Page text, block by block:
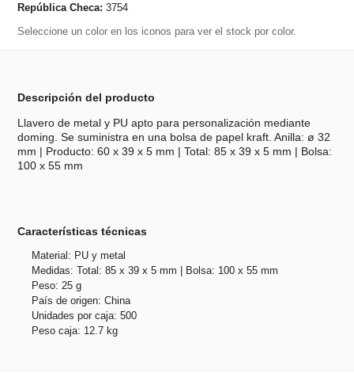
República Checa: 3754
Seleccione un color en los iconos para ver el stock por color.
Descripción del producto
Llavero de metal y PU apto para personalización mediante
doming. Se suministra en una bolsa de papel kraft. Anilla: ø 32
mm | Producto: 60 x 39 x 5 mm | Total: 85 x 39 x 5 mm | Bolsa:
100 x 55 mm
Características técnicas
Material: PU y metal
Medidas: Total: 85 x 39 x 5 mm | Bolsa: 100 x 55 mm
Peso: 25 g
País de origen: China
Unidades por caja: 500
Peso caja: 12.7 kg